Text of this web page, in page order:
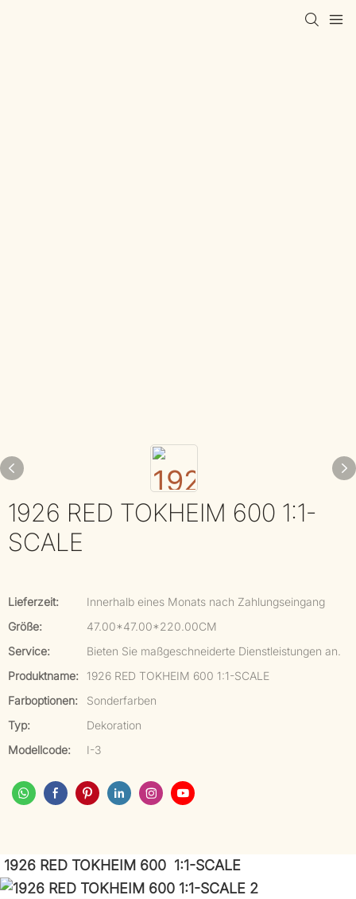
1926 RED TOKHEIM 600 1:1-
SCALE
Lieferzeit:
Innerhalb eines Monats nach Zahlungseingang
Größe:
47.00*47.00*220.00CM
Service:
Bieten Sie maßgeschneiderte Dienstleistungen an.
Produktname:
1926 RED TOKHEIM 600 1:1-SCALE
Farboptionen:
Sonderfarben
Typ:
Dekoration
Modellcode:
I-3
1926 RED TOKHEIM 600 1:1-SCALE